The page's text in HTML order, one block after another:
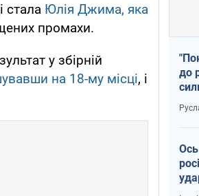
стала Юлія Джима, яка
промахи.
у збірній
на 18-му місці, і
до